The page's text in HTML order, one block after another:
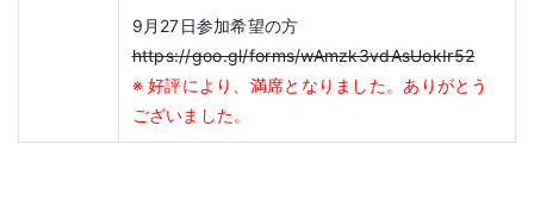
9月27日参加希望の方
https://goo.gl/forms/wAmzk3vdAsUokIr52
※ 好評により、満席となりました。ありがとう
ございました。